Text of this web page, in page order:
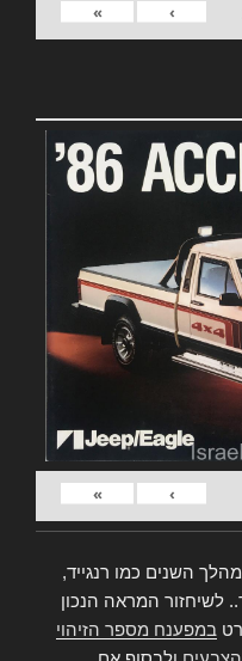
›
»
›
»
השנים כמו רנגייד,
לשיחזור המראה הנכון
במפענח מספר הזיהוי